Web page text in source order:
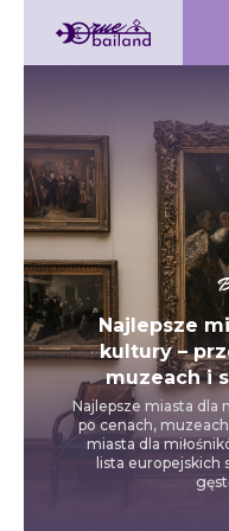
Najlepsze
kultury –
muzeach i
Najlepsze miasta dla
po cenach,
miasta dla
lista europejskich